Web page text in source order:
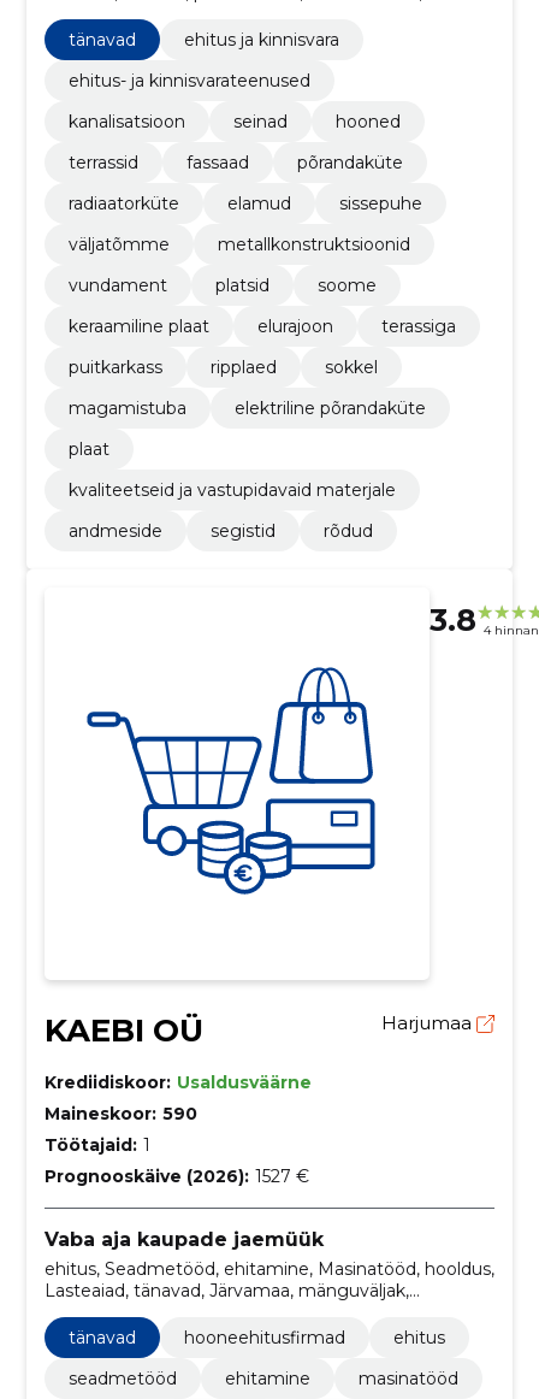
tänavad
ehitus ja kinnisvara
ehitus- ja kinnisvarateenused
kanalisatsioon
seinad
hooned
terrassid
fassaad
põrandaküte
radiaatorküte
elamud
sissepuhe
väljatõmme
metallkonstruktsioonid
vundament
platsid
soome
keraamiline plaat
elurajoon
terassiga
puitkarkass
ripplaed
sokkel
magamistuba
elektriline põrandaküte
plaat
kvaliteetseid ja vastupidavaid materjale
andmeside
segistid rõdud
3.8 4
KAEBI OÜ Harjumaa
Krediidiskoor: Usaldusväärne
Maineskoor: 590
Töötajaid: 1
Prognooskäive (2026): 1527 €
Vaba aja kaupade jaemüük
ehitus, Seadmetööd, ehitamine, Masinatööd, hooldus,
Lasteaiad, tänavad, Järvamaa, mänguväljak,
Seiklusrajad
tänavad
hooneehitusfirmad
ehitus
seadmetööd
ehitamine
masinatööd